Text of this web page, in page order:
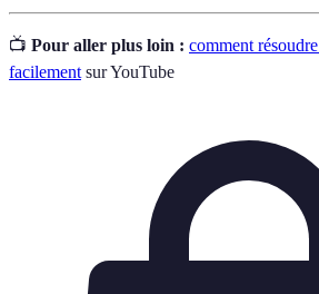
📺 Pour aller plus loin : comment
facilement sur YouTube